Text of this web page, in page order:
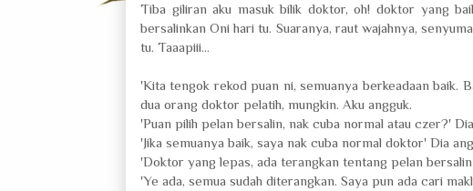
Tiba giliran aku masuk bilik doktor, oh! doktor yang
bersalinkan Oni hari tu. Suaranya, raut wajahnya,
tu. Taaapiii...
'Kita tengok rekod puan ni, semuanya berkeadaan baik.
dua orang doktor pelatih, mungkin. Aku angguk.
'Puan pilih pelan bersalin, nak cuba normal atau czer?'
'Jika semuanya baik, saya nak cuba normal doktor' Dia
'Doktor yang lepas, ada terangkan tentang pelan
'Ye ada, semua sudah diterangkan. Saya pun ada cari